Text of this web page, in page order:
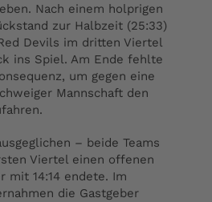
Nach einem holprigen
zur Halbzeit (25:33)
Devils im dritten Viertel
ins Spiel. Am Ende fehlte
um gegen eine
Mannschaft den
– beide Teams
Viertel einen offenen
mit 14:14 endete. Im
die Gastgeber